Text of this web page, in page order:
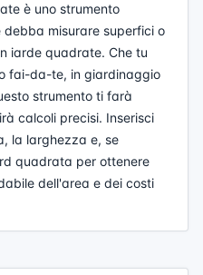
è uno strumento
misurare superfici o
iarde quadrate. Che tu
fai-da-te, in giardinaggio
strumento ti farà
calcoli precisi. Inserisci
la larghezza e, se
quadrata per ottenere
dell'area e dei costi